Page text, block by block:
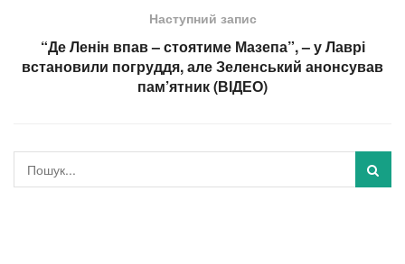
Наступний запис
“Де Ленін впав – стоятиме Мазепа”, – у Лаврі
встановили погруддя, але Зеленський анонсував
пам’ятник (ВІДЕО)